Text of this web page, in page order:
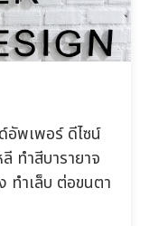
พเพอร์ ดีไซน์
ทำสีบารายาจ
ำเล็บ ต่อขนตา